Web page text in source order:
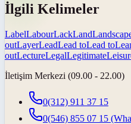
İlgili Kelimeler
LabelLabourLackLand
outLayerLeadLead toLead to
outLectureLegalLegitimate
İletişim Merkezi (09.00 - 22.00)
0(312) 911 37 15
0(546) 855 07 15